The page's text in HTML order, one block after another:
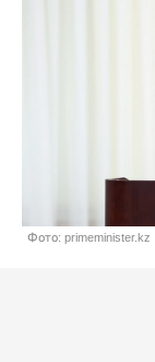
Фото: primeminister.kz